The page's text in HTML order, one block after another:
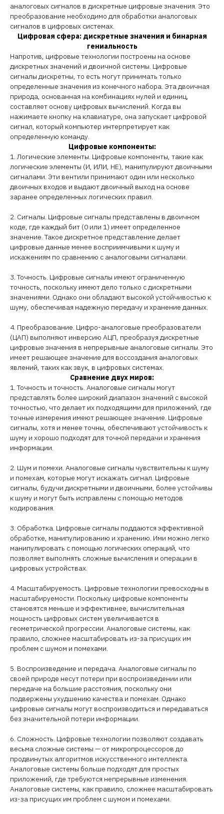
аналоговых сигналов в дискретные цифровые значения. Это
преобразование необходимо для обработки аналоговых
сигналов в цифровых системах.
Цифровая сфера: дискретные значения и бинарная
гениальность
Напротив, цифровые технологии построены на основе
дискретных значений и двоичной системы. Цифровые
сигналы дискретны, то есть могут принимать только
определенные значения из конечного набора. Эта двоичная
природа, основанная на комбинациях нулей и единиц,
составляет основу цифровых вычислений. Когда вы
нажимаете кнопку на клавиатуре, она запускает цифровой
сигнал, который компьютер интерпретирует как
определенную команду.
Цифровые компоненты:
1. Логические элементы. Цифровые компоненты, такие как
логические элементы (И, ИЛИ, НЕ), манипулируют двоичными
сигналами. Эти вентили принимают один или несколько
двоичных входов и выдают двоичный выход на основе
заранее определенных логических правил.
2. Сигналы. Цифровые сигналы представлены в двоичном
коде, где каждый бит (0 или 1) имеет определенное
значение. Такое дискретное представление делает
цифровые данные менее восприимчивыми к шуму и
искажениям по сравнению с аналоговыми сигналами.
3. Точность. Цифровые сигналы имеют ограниченную
точность, поскольку имеют дело только с дискретными
значениями. Однако они обладают высокой устойчивостью к
шуму, обеспечивая надежную передачу и хранение данных.
4. Преобразование. Цифро-аналоговые преобразователи
(ЦАП) выполняют инверсию АЦП, преобразуя дискретные
цифровые значения в непрерывные аналоговые сигналы. Это
имеет решающее значение для воссоздания аналоговых
явлений, таких как звук, в цифровых системах.
Сравнение двух миров:
1. Точность и точность. Аналоговые сигналы могут
представлять более широкий диапазон значений с высокой
точностью, что делает их подходящими для приложений, где
точные измерения имеют решающее значение. Цифровые
сигналы, хотя и менее точны, обеспечивают устойчивость к
шуму и хорошо подходят для точной передачи и хранения
информации.
2. Шум и помехи. Аналоговые сигналы чувствительны к шуму
и помехам, которые могут искажать сигнал. Цифровые
сигналы, будучи дискретными и двоичными, более устойчивы
к шуму и могут быть исправлены с помощью методов
кодирования.
3. Обработка. Цифровые сигналы поддаются эффективной
обработке, манипулированию и хранению. Ими можно легко
манипулировать с помощью логических операций, что
позволяет выполнять сложные вычисления и операции в
цифровых устройствах.
4. Масштабируемость. Цифровые технологии превосходны в
масштабируемости. Поскольку цифровые компоненты
становятся меньше и эффективнее, вычислительная
мощность цифровых систем увеличивается в
геометрической прогрессии. Аналоговые системы, как
правило, сложнее масштабировать из-за присущих им
проблем с шумом и помехами.
5. Воспроизведение и передача. Аналоговые сигналы по
своей природе несут потери при воспроизведении или
передаче на большие расстояния, поскольку они
подвержены ухудшению качества и помехам. Однако
цифровые сигналы могут воспроизводиться и передаваться
без значительной потери информации.
6. Сложность. Цифровые технологии позволяют создавать
весьма сложные системы — от микропроцессоров до
продвинутых алгоритмов искусственного интеллекта.
Аналоговые системы больше подходят для простых
приложений, где требуются непрерывные изменения.
Аналоговые системы, как правило, сложнее масштабировать
из-за присущих им проблем с шумом и помехами.